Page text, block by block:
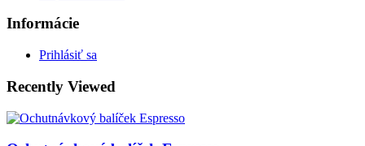
Informácie
Prihlásiť sa
Recently Viewed